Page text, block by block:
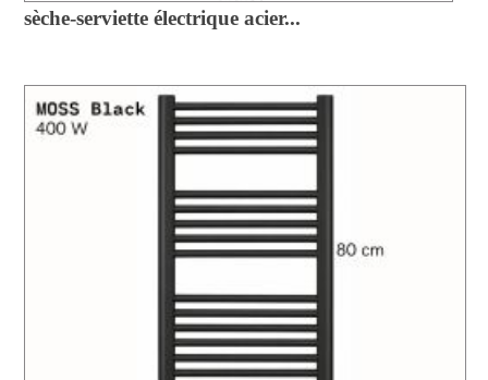
sèche-serviette électrique acier...